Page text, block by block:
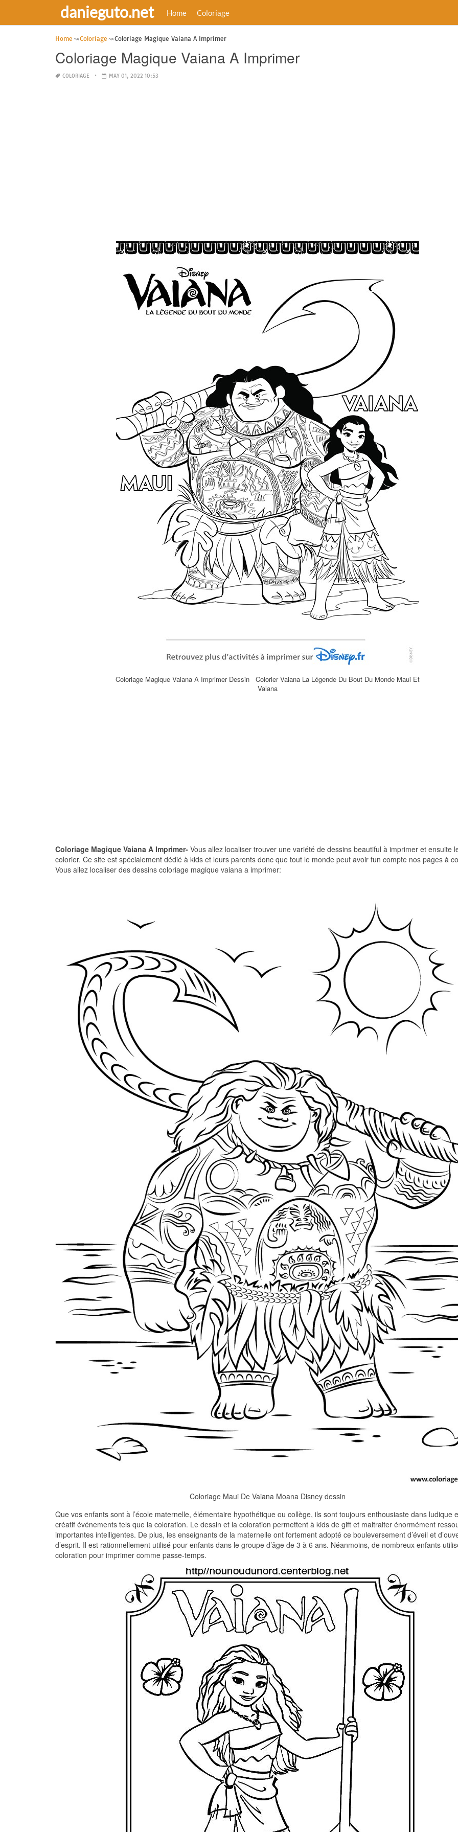
danieguto.net Home Coloriage
Home Coloriage Coloriage Magique Vaiana A Imprimer
Coloriage Magique Vaiana A Imprimer
COLORIAGE MAY 01, 2022 10:53
Coloriage Magique Vaiana A Imprimer Dessin Colorier Vaiana La Légende Du Bout Du Monde Maui Et
Vaiana
Coloriage Magique Vaiana A Imprimer- Vous allez localiser trouver une variété de dessins beautiful à imprimer et ensuite
colorier. Ce site est spécialement dédié à kids et leurs parents donc que tout le monde peut avoir fun compte nos pages à
Vous allez localiser des dessins coloriage magique vaiana a imprimer:
Coloriage Maui De Vaiana Moana Disney dessin
Que vos enfants sont à l’école maternelle, élémentaire hypothétique ou collège, ils sont toujours enthousiaste dans ludique
créatif événements tels que la coloration. Le dessin et la coloration permettent à kids de gift et maltraiter énormément
importantes intelligentes. De plus, les enseignants de la maternelle ont fortement adopté ce bouleversement d’éveil et
d’esprit. Il est rationnellement utilisé pour enfants dans le groupe d’âge de 3 à 6 ans. Néanmoins, de nombreux enfants
coloration pour imprimer comme passe-temps.